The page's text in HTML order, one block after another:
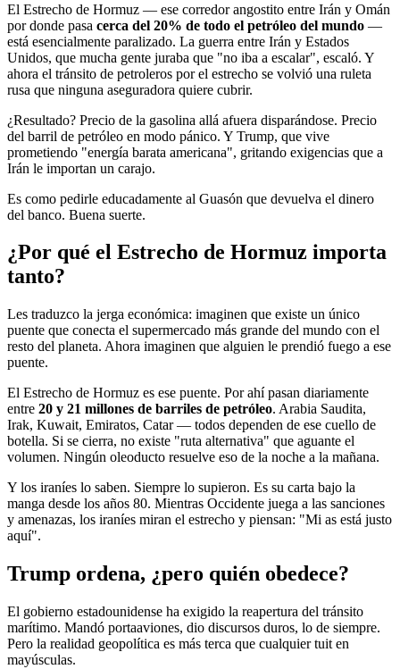
El Estrecho de Hormuz — ese corredor angostito entre Irán y Omán
por donde pasa cerca del 20% de todo el petróleo del mundo —
está esencialmente paralizado. La guerra entre Irán y Estados
Unidos, que mucha gente juraba que "no iba a escalar", escaló. Y
ahora el tránsito de petroleros por el estrecho se volvió una ruleta
rusa que ninguna aseguradora quiere cubrir.
¿Resultado? Precio de la gasolina allá afuera disparándose. Precio
del barril de petróleo en modo pánico. Y Trump, que vive
prometiendo "energía barata americana", gritando exigencias que a
Irán le importan un carajo.
Es como pedirle educadamente al Guasón que devuelva el dinero
del banco. Buena suerte.
¿Por qué el Estrecho de Hormuz importa
tanto?
Les traduzco la jerga económica: imaginen que existe un único
puente que conecta el supermercado más grande del mundo con el
resto del planeta. Ahora imaginen que alguien le prendió fuego a ese
puente.
El Estrecho de Hormuz es ese puente. Por ahí pasan diariamente
entre 20 y 21 millones de barriles de petróleo. Arabia Saudita,
Irak, Kuwait, Emiratos, Catar — todos dependen de ese cuello de
botella. Si se cierra, no existe "ruta alternativa" que aguante el
volumen. Ningún oleoducto resuelve eso de la noche a la mañana.
Y los iraníes lo saben. Siempre lo supieron. Es su carta bajo la
manga desde los años 80. Mientras Occidente juega a las sanciones
y amenazas, los iraníes miran el estrecho y piensan: "Mi as está justo
aquí".
Trump ordena, ¿pero quién obedece?
El gobierno estadounidense ha exigido la reapertura del tránsito
marítimo. Mandó portaaviones, dio discursos duros, lo de siempre.
Pero la realidad geopolítica es más terca que cualquier tuit en
mayúsculas.